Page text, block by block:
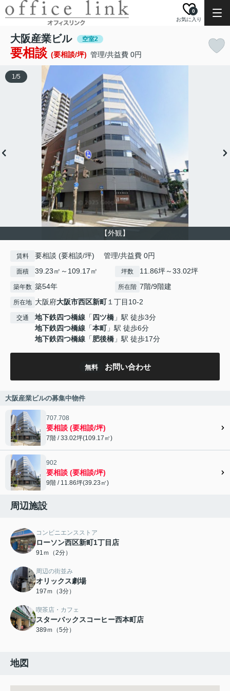
お気に入り
0
大阪産業ビル 空室2
要相談 (要相談/坪) 管理/共益費 0円
【外観】
1/5
賃料 要相談 (要相談/坪) 管理/共益費 0円
面積 39.23㎡～109.17㎡ 坪数 11.86坪～33.02坪
築年数 築54年 所在階 7階/9階建
所在地 大阪府大阪市西区新町１丁目10-2
交通 地下鉄四つ橋線 「 四ツ橋 」駅 徒歩3分
地下鉄四つ橋線 「本町」駅 徒歩6分
地下鉄四つ橋線 「肥後橋 」駅 徒歩17分
無料 お問い合わせ
大阪産業ビルの募集中物件
707.708
要相談 (要相談/坪)
7階 / 33.02坪(109.17㎡)
902
要相談 (要相談/坪)
9階 / 11.86坪(39.23㎡)
周辺施設
コンビニエンスストア
ローソン西区新町1丁目店
91ｍ（2分）
周辺の街並み
オリックス劇場
197ｍ（3分）
喫茶店・カフェ
スターバックスコーヒー西本町店
389ｍ（5分）
地図